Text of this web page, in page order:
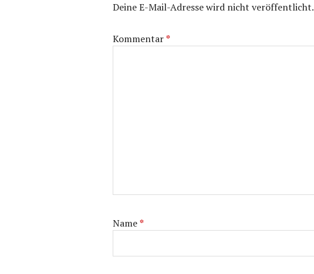
Deine E-Mail-Adresse wird nicht veröffentlicht.
Kommentar*
Name*